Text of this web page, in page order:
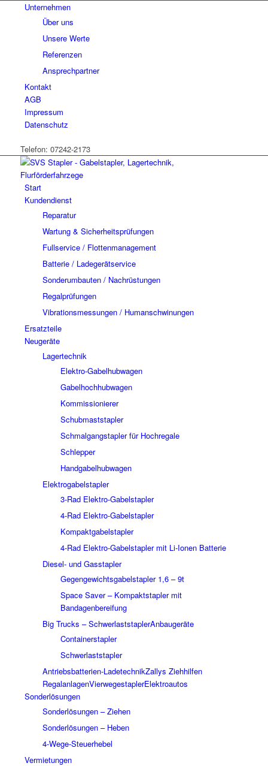
Unternehmen
Über uns
Unsere Werte
Referenzen
Ansprechpartner
Kontakt
AGB
Impressum
Datenschutz
Telefon: 07242-2173
Start
Kundendienst
Reparatur
Wartung & Sicherheitsprüfungen
Fullservice / Flottenmanagement
Batterie / Ladegerätservice
Sonderumbauten / Nachrüstungen
Regalprüfungen
Vibrationsmessungen / Humanschwinungen
Ersatzteile
Neugeräte
Lagertechnik
Elektro-Gabelhubwagen
Gabelhochhubwagen
Kommissionierer
Schubmaststapler
Schmalgangstapler für Hochregale
Schlepper
Handgabelhubwagen
Elektrogabelstapler
3-Rad Elektro-Gabelstapler
4-Rad Elektro-Gabelstapler
Kompaktgabelstapler
4-Rad Elektro-Gabelstapler mit Li-Ionen Batterie
Diesel- und Gasstapler
Gegengewichtsgabelstapler 1,6 – 9t
Space Saver – Kompaktstapler mit
Bandagenbereifung
Big Trucks – Schwerlaststapler
Containerstapler
Schwerlaststapler
Anbaugeräte
Antriebsbatterien-LadetechnikZallys Ziehhilfen
RegalanlagenVierwegestaplerElektroautos
Sonderlösungen
Sonderlösungen – Ziehen
Sonderlösungen – Heben
4-Wege-Steuerhebel
Vermietungen